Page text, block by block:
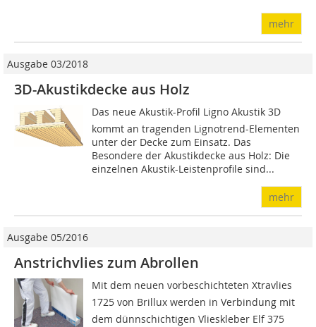
mehr
Ausgabe 03/2018
3D-Akustikdecke aus Holz
Das neue Akustik-Profil Ligno Akustik 3D
kommt an tragenden Lignotrend-Elementen
unter der Decke zum Einsatz. Das
Besondere der Akustikdecke aus Holz: Die
einzelnen Akustik-Leistenprofile sind...
mehr
Ausgabe 05/2016
Anstrichvlies zum Abrollen
Mit dem neuen vorbeschichteten Xtravlies
1725 von Brillux werden in Verbindung mit
dem dünnschichtigen Vlieskleber Elf 375